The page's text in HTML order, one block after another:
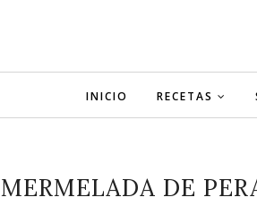
INICIO RECETAS
MERMELADA DE